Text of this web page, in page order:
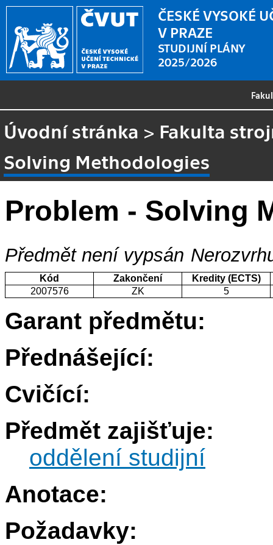
ČESKÉ VYSOKÉ
V PRAZE
STUDIJNÍ PLÁNY
2025/2026
Úvodní stránka > Fakulta
Solving Methodologies
Problem - Solving
Předmět není vypsán
Kód Zakončení
Kredity (ECTS)
2007576
ZK 5
Garant předmětu:
Přednášející:
Cvičící:
Předmět zajišťuje:
oddělení studijní
Anotace:
Požadavky: